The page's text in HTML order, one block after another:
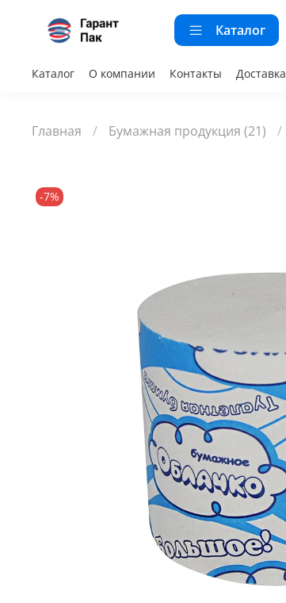
Каталог
Каталог О компании Контакты Доставка
Главная Бумажная продукция (21)
-7%